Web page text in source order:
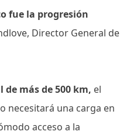
fue la progresión
Director General de
más de 500 km, el
necesitará una carga en
acceso a la